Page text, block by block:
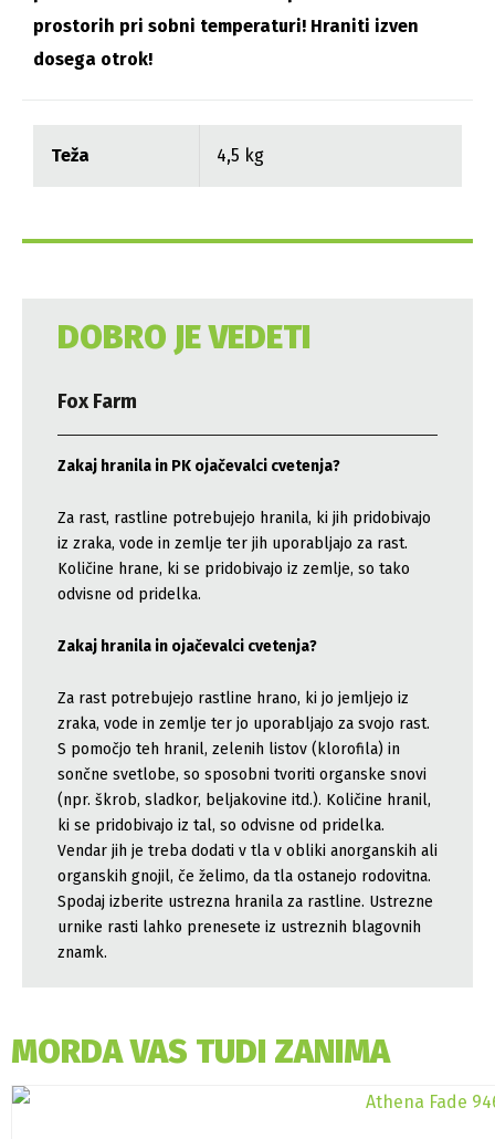
prostorih pri sobni temperaturi! Hraniti izven
dosega otrok!
Teža 4,5 kg
DOBRO JE VEDETI
Fox Farm
Zakaj hranila in PK ojačevalci cvetenja?
Za rast, rastline potrebujejo hranila, ki jih pridobivajo
iz zraka, vode in zemlje ter jih uporabljajo za rast.
Količine hrane, ki se pridobivajo iz zemlje, so tako
odvisne od pridelka.
Zakaj hranila in ojačevalci cvetenja?
Za rast potrebujejo rastline hrano, ki jo jemljejo iz
zraka, vode in zemlje ter jo uporabljajo za svojo rast.
S pomočjo teh hranil, zelenih listov (klorofila) in
sončne svetlobe, so sposobni tvoriti organske snovi
(npr. škrob, sladkor, beljakovine itd.). Količine hranil,
ki se pridobivajo iz tal, so odvisne od pridelka.
Vendar jih je treba dodati v tla v obliki anorganskih ali
organskih gnojil, če želimo, da tla ostanejo rodovitna.
Spodaj izberite ustrezna hranila za rastline. Ustrezne
urnike rasti lahko prenesete iz ustreznih blagovnih
znamk.
MORDA VAS TUDI ZANIMA